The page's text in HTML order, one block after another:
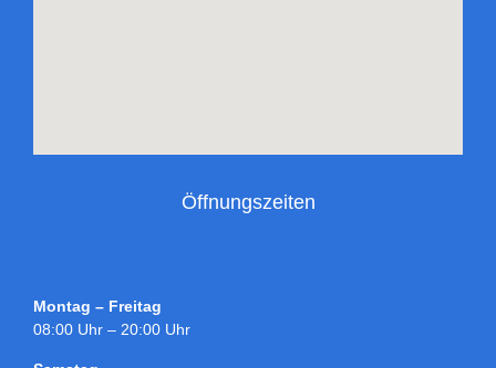
Öffnungszeiten
Montag – Freitag
08:00 Uhr – 20:00 Uhr